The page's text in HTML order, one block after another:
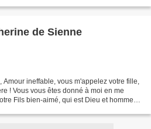
de Sienne
ineffable, vous m'appelez votre fille,
! Vous vous êtes donné à moi en me
Fils bien-aimé, qui est Dieu et homme